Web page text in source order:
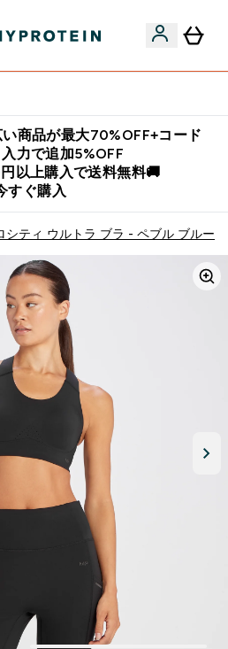
商品が最大70%OFF+コード
入力で追加5%OFF
以上購入で送料無料🚚
すぐ購入
シティ ウルトラ ブラ - ペブル ブルー